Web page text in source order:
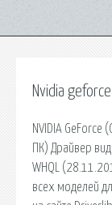
Nvidia
NVIDIA GeForce
ПК) Драйвер
WHQL
всех моделей